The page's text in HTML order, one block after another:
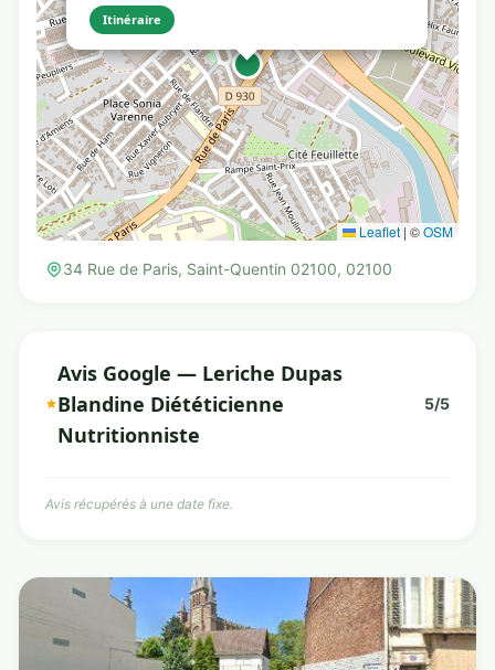
Itinéraire
Leaflet | ©OSM
34 Rue de Paris, Saint-Quentin 02100, 02100
Avis Google — Leriche Dupas
Blandine Diététicienne
Nutritionniste
5/5
Avis récupérés à une date fixe.